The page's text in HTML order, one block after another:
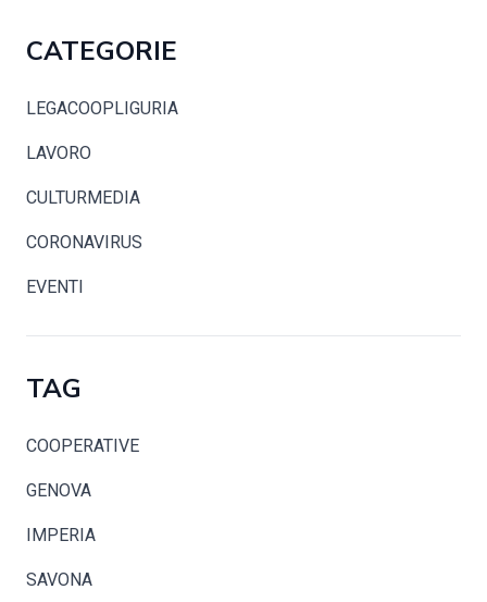
CATEGORIE
LEGACOOPLIGURIA
LAVORO
CULTURMEDIA
CORONAVIRUS
EVENTI
TAG
COOPERATIVE
GENOVA
IMPERIA
SAVONA